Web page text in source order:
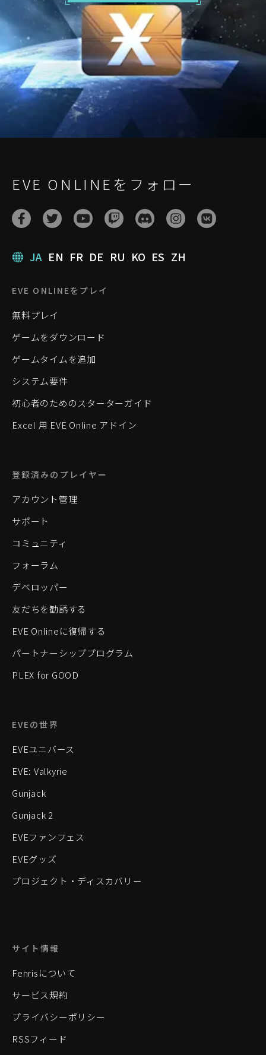
EVE ONLINEをフォロー
JA EN FR DE RU KO ES ZH
EVE ONLINEをプレイ
無料プレイ
ゲームをダウンロード
ゲームタイムを追加
システム要件
初心者のためのスターターガイド
Excel 用 EVE Online アドイン
登録済みのプレイヤー
アカウント管理
サポート
コミュニティ
フォーラム
デベロッパー
友だちを勧誘する
EVE Onlineに復帰する
パートナーシッププログラム
PLEX for GOOD
EVEの世界
EVEユニバース
EVE: Valkyrie
Gunjack
Gunjack 2
EVEファンフェス
EVEグッズ
プロジェクト・ディスカバリー
サイト情報
Fenrisについて
サービス規約
プライバシーポリシー
RSSフィード